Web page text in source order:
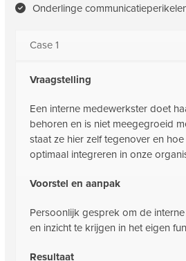
Onderlinge
Case 1
Vraagstelling
Een interne medewerkster doet
behoren en is niet meegegroeid
staat ze hier zelf tegenover en
optimaal integreren in onze
Voorstel en aanpak
Persoonlijk gesprek om de
en inzicht te krijgen in het eigen
Resultaat